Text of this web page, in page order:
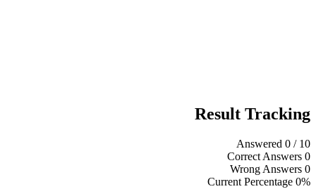
Result Tracking
Answered 0/ 10
Correct Answers 0
Wrong Answers 0
Current Percentage 0%